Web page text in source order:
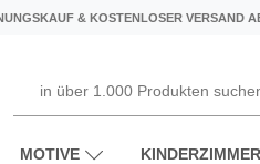
& KOSTENLOSER VERSAND
MOTIVE KINDERZIMMER